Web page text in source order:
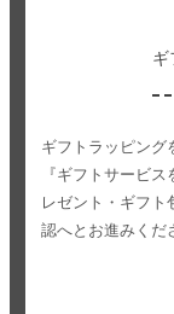
ギ
ギフトラッピング
『ギフトサービ
レゼント・ギフ
認へとお進みくだ